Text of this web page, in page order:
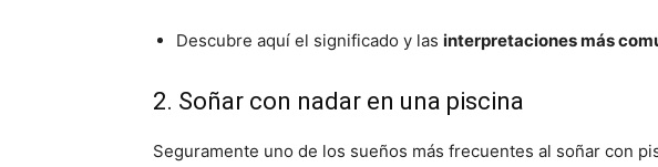
Descubre aquí el significado y las interpretaciones más
2. Soñar con nadar en una piscina
Seguramente uno de los sueños más frecuentes al soñar con